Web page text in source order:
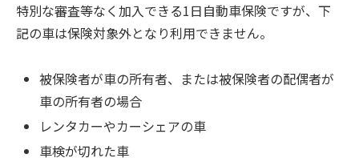
特別な審査等なく加入できる1日自動車保険ですが、下
記の車は保険対象外となり利用できません。
被保険者が車の所有者、または被保険者の配偶者が
車の所有者の場合
レンタカーやカーシェアの車
車検が切れた車